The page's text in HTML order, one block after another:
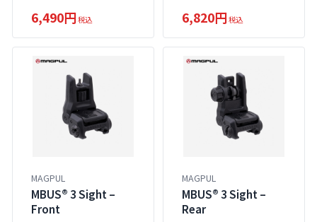
6,490円税込 6,820円税込
MAGPUL
MBUS® 3 Sight –
Front
MAGPUL
MBUS® 3 Sight –
Rear